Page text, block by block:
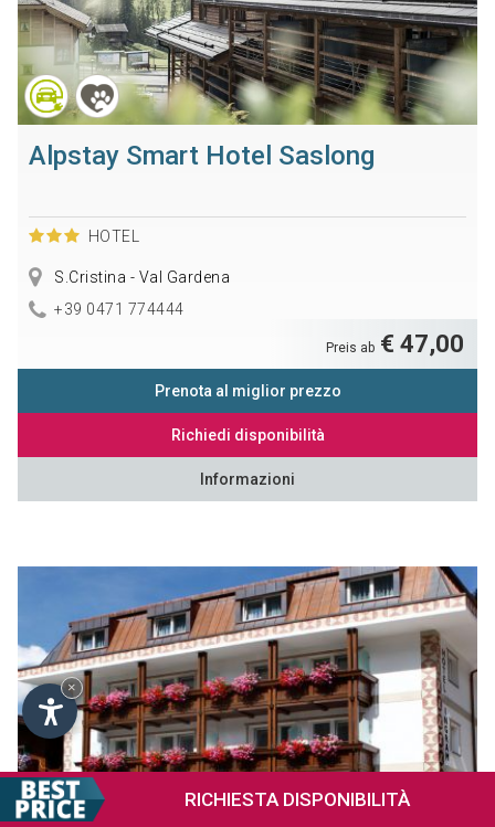
RICHIESTA DISPONIBILITÀ
Alpstay Smart Hotel Saslong
HOTEL
S.Cristina - Val Gardena
+39 0471 774444
Preis ab € 47,00
Prenota al miglior prezzo
Richiedi disponibilità
Informazioni
×